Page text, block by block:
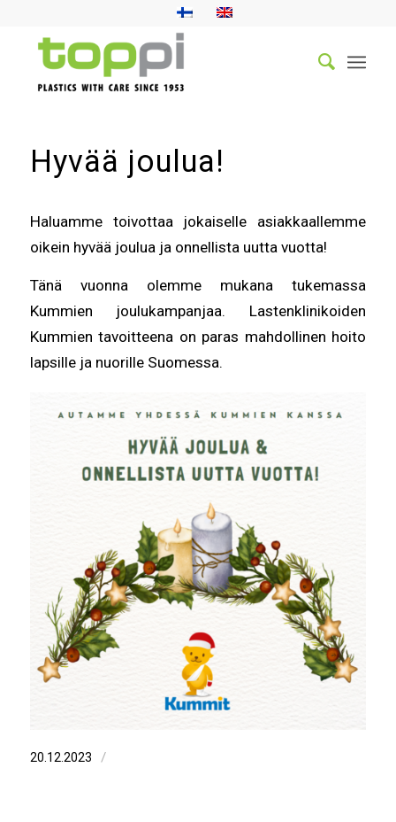
Hyvää joulua!
Haluamme toivottaa jokaiselle asiakkaallemme
oikein hyvää joulua ja onnellista uutta vuotta!
Tänä vuonna olemme mukana tukemassa
Kummien joulukampanjaa. Lastenklinikoiden
Kummien tavoitteena on paras mahdollinen hoito
lapsille ja nuorille Suomessa.
20.12.2023 /